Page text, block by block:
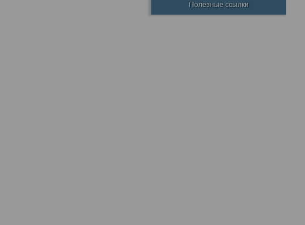
Полезные ссылки